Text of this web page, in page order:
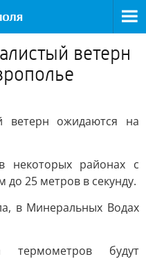
ветерн
ветерн ожидаются на
некоторых районах с
25 метров в секунду.
в Минеральных Водах
термометров будут